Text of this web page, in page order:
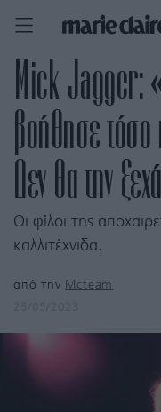
Mick
βοήθησε
Δεν θα την
Οι φίλοι της
καλλιτέχνιδα.
από την Mcteam